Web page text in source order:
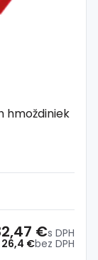
hmoždiniek
26,4 €bez DPH
€s DPH